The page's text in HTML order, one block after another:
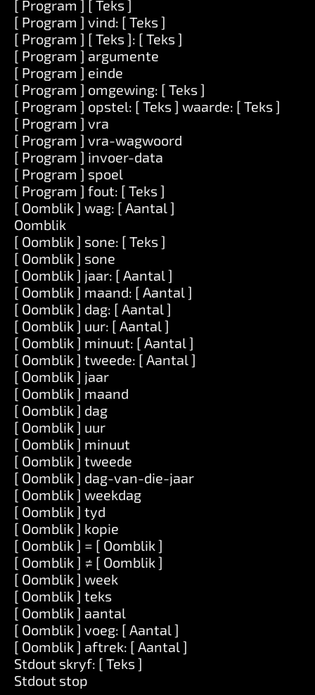
[ Program ] [ Teks ]
[ Program ] vind: [ Teks ]
[ Program ] [ Teks ]: [ Teks ]
[ Program ] argumente
[ Program ] einde
[ Program ] omgewing: [ Teks ]
[ Program ] opstel: [ Teks ] waarde: [ Teks ]
[ Program ] vra
[ Program ] vra-wagwoord
[ Program ] invoer-data
[ Program ] spoel
[ Program ] fout: [ Teks ]
[ Oomblik ] wag: [ Aantal ]
Oomblik
[ Oomblik ] sone: [ Teks ]
[ Oomblik ] sone
[ Oomblik ] jaar: [ Aantal ]
[ Oomblik ] maand: [ Aantal ]
[ Oomblik ] dag: [ Aantal ]
[ Oomblik ] uur: [ Aantal ]
[ Oomblik ] minuut: [ Aantal ]
[ Oomblik ] tweede: [ Aantal ]
[ Oomblik ] jaar
[ Oomblik ] maand
[ Oomblik ] dag
[ Oomblik ] uur
[ Oomblik ] minuut
[ Oomblik ] tweede
[ Oomblik ] dag-van-die-jaar
[ Oomblik ] weekdag
[ Oomblik ] tyd
[ Oomblik ] kopie
[ Oomblik ] = [ Oomblik ]
[ Oomblik ] ≠ [ Oomblik ]
[ Oomblik ] week
[ Oomblik ] teks
[ Oomblik ] aantal
[ Oomblik ] voeg: [ Aantal ]
[ Oomblik ] aftrek: [ Aantal ]
Stdout skryf: [ Teks ]
Stdout stop